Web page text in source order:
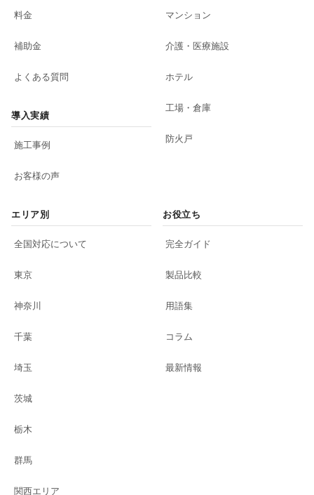
料金
補助金
よくある質問
導入実績
施工事例
お客様の声
マンション
介護・医療施設
ホテル
工場・倉庫
防火戸
エリア別
全国対応について
東京
神奈川
千葉
埼玉
茨城
栃木
群馬
関西エリア
お役立ち
完全ガイド
製品比較
用語集
コラム
最新情報